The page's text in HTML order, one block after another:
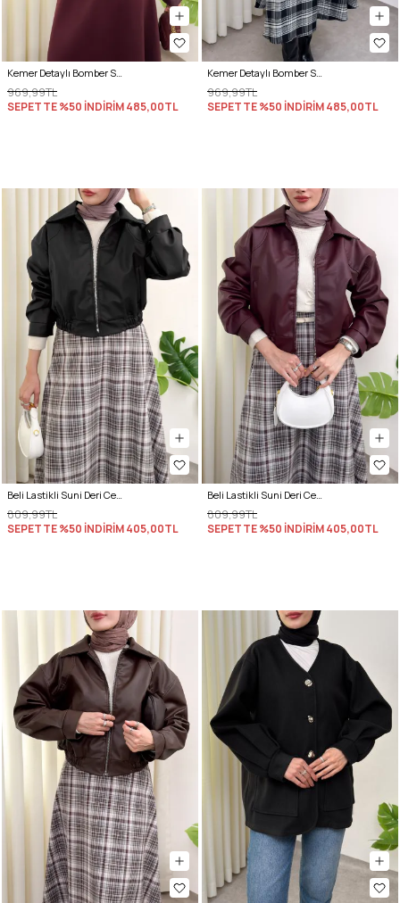
Kemer Detaylı Bomber Suni Deri Ceket 2017 - BORDO
969,99TL
SEPETTE %50 İNDİRİM485,00TL
Kemer Detaylı Bomber Suni Deri Ceket 2017 - SİYAH
969,99TL
SEPETTE %50 İNDİRİM485,00TL
Beli Lastikli Suni Deri Ceket 2016 - SİYAH
809,99TL
SEPETTE %50 İNDİRİM405,00TL
Beli Lastikli Suni Deri Ceket 2016 - BORDO
809,99TL
SEPETTE %50 İNDİRİM405,00TL